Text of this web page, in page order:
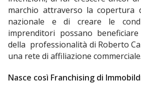
marchio attraverso la
nazionale e di creare le
imprenditori possano
della professionalità di Roberto
una rete di affiliazione commerciale.
Nasce così Franchising di